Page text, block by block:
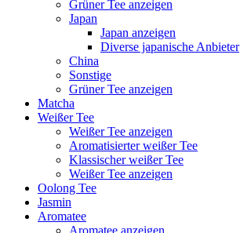
Grüner Tee anzeigen
Japan
Japan anzeigen
Diverse japanische Anbieter
China
Sonstige
Grüner Tee anzeigen
Matcha
Weißer Tee
Weißer Tee anzeigen
Aromatisierter weißer Tee
Klassischer weißer Tee
Weißer Tee anzeigen
Oolong Tee
Jasmin
Aromatee
Aromatee anzeigen